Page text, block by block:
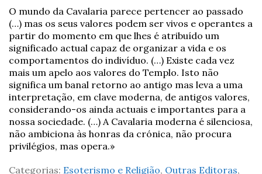
O mundo da Cavalaria parece pertencer ao passado
(…) mas os seus valores podem ser vivos e operantes a
partir do momento em que lhes é atribuído um
significado actual capaz de organizar a vida e os
comportamentos do indivíduo. (…) Existe cada vez
mais um apelo aos valores do Templo. Isto não
significa um banal retorno ao antigo mas leva a uma
interpretação, em clave moderna, de antigos valores,
considerando-os ainda actuais e importantes para a
nossa sociedade. (…) A Cavalaria moderna é silenciosa,
não ambiciona às honras da crónica, não procura
privilégios, mas opera.»
Categorias: Esoterismo e Religião, Outras Editoras,